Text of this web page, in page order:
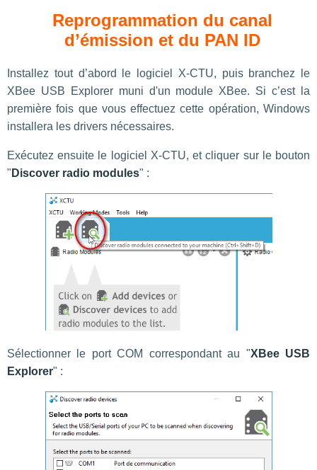
Reprogrammation du canal
d’émission et du PAN ID
Installez tout d’abord le logiciel X-CTU, puis branchez le
XBee USB Explorer muni d'un module XBee. Si c’est la
première fois que vous effectuez cette opération, Windows
installera les drivers nécessaires.
Exécutez ensuite le logiciel X-CTU, et cliquer sur le bouton
" Discover radio modules" :
Sélectionner le port COM correspondant au "XBee USB
Explorer" :